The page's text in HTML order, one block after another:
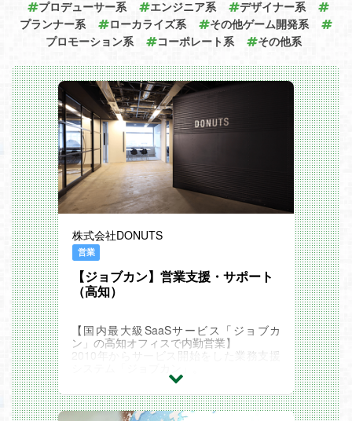
プロデューサー系 エンジニア系
デザイナー系
プランナー系
ローカライズ系
その他ゲーム開発系
プロモーション系
コーポレート系 その他系
株式会社DONUTS
営業
【ジョブカン】営業支援・サポート
（高知）
【国内最大級SaaSサービス「ジョブカ
ン」の高知オフィスで内勤営業】
2010年からサービス開始をした業務支援
大手からベンチャー企業まで様々なお客様
に導入いただき、累計導入社数は250,000
社を超え急成長を遂げています。